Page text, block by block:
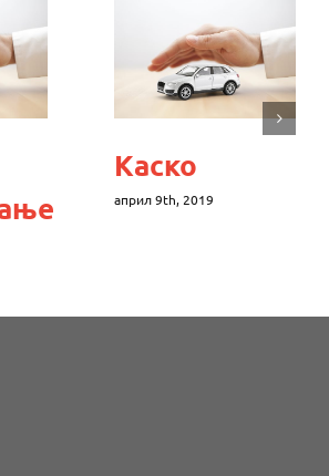
Каско
април 9th, 2019